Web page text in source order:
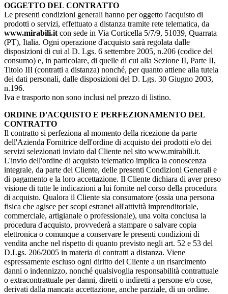
OGGETTO DEL CONTRATTO
Le presenti condizioni generali hanno per oggetto l'acquisto di
prodotti o servizi, effettuato a distanza tramite rete telematica, da
www.mirabili.it con sede in Via Corticella 5/7/9, 51039, Quarrata
(PT), Italia. Ogni operazione d'acquisto sarà regolata dalle
disposizioni di cui al D. Lgs. 6 settembre 2005, n.206 (codice del
consumo) e, in particolare, di quelle di cui alla Sezione II, Parte II,
Titolo III (contratti a distanza) nonché, per quanto attiene alla tutela
dei dati personali, dalle disposizioni del D. Lgs. 30 Giugno 2003,
n.196.
Iva e trasporto non sono inclusi nel prezzo di listino.
ORDINE D'ACQUISTO E PERFEZIONAMENTO DEL
CONTRATTO
Il contratto si perfeziona al momento della ricezione da parte
dell'Azienda Fornitrice dell'ordine di acquisto dei prodotti e/o dei
servizi selezionati inviato dal Cliente nel sito www.mirabili.it.
L'invio dell'ordine di acquisto telematico implica la conoscenza
integrale, da parte del Cliente, delle presenti Condizioni Generali e
di pagamento e la loro accettazione. Il Cliente dichiara di aver preso
visione di tutte le indicazioni a lui fornite nel corso della procedura
di acquisto. Qualora il Cliente sia consumatore (ossia una persona
fisica che agisce per scopi estranei all'attività imprenditoriale,
commerciale, artigianale o professionale), una volta conclusa la
procedura d'acquisto, provvederà a stampare o salvare copia
elettronica o comunque a conservare le presenti condizioni di
vendita anche nel rispetto di quanto previsto negli art. 52 e 53 del
D.Lgs. 206/2005 in materia di contratti a distanza. Viene
espressamente escluso ogni diritto del Cliente a un risarcimento
danni o indennizzo, nonché qualsivoglia responsabilità contrattuale
o extracontrattuale per danni, diretti o indiretti a persone e/o cose,
derivati dalla mancata accettazione, anche parziale, di un ordine.